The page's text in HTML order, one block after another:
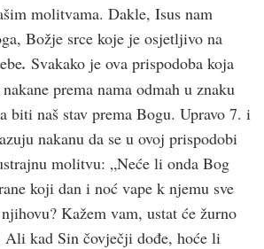
molitvama. Dakle, Isus nam
Božje srce koje je osjetljivo na
. Svakako je ova prispodoba koja
prema nama odmah u znaku
biti naš stav prema Bogu. Upravo 7. i
nakanu da se u ovoj prispodobi
molitvu: „Neće li onda Bog
koji dan i noć vape k njemu sve
Kažem vam, ustat će žurno
Ali kad Sin čovječji dođe, hoće li